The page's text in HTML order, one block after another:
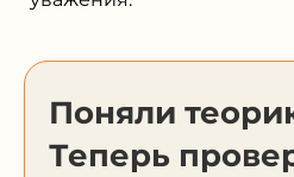
Поняли
Теперь